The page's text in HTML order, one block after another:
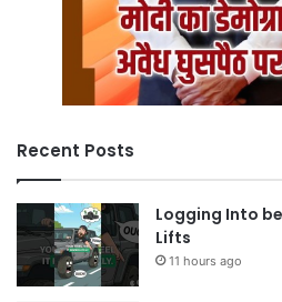
Recent Posts
Logging Into
Lifts
11 hours ago